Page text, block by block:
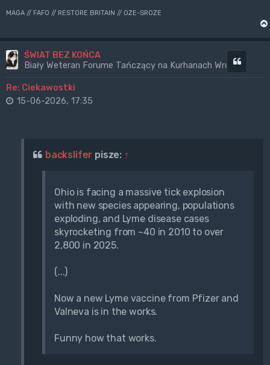
MAGA // FAFO // RESTORE BRITAIN // OZE-SROZE
ŚWIAT BEZ KOŃCA
Biały Weteran Forume Tańczący na Kurhanach Wrogów
Re: Ciekawostki
15-06-2026, 17:35
backslifer pisze: ↑
Ohio is facing a massive tick explosion
with new species appearing, populations
exploding, and Lyme disease cases
skyrocketing from ~40 in 2010 to over
2,800 in 2025.
(...)
Now a new Lyme vaccine from Pfizer and
Valneva is in the works.
Funny how that works.